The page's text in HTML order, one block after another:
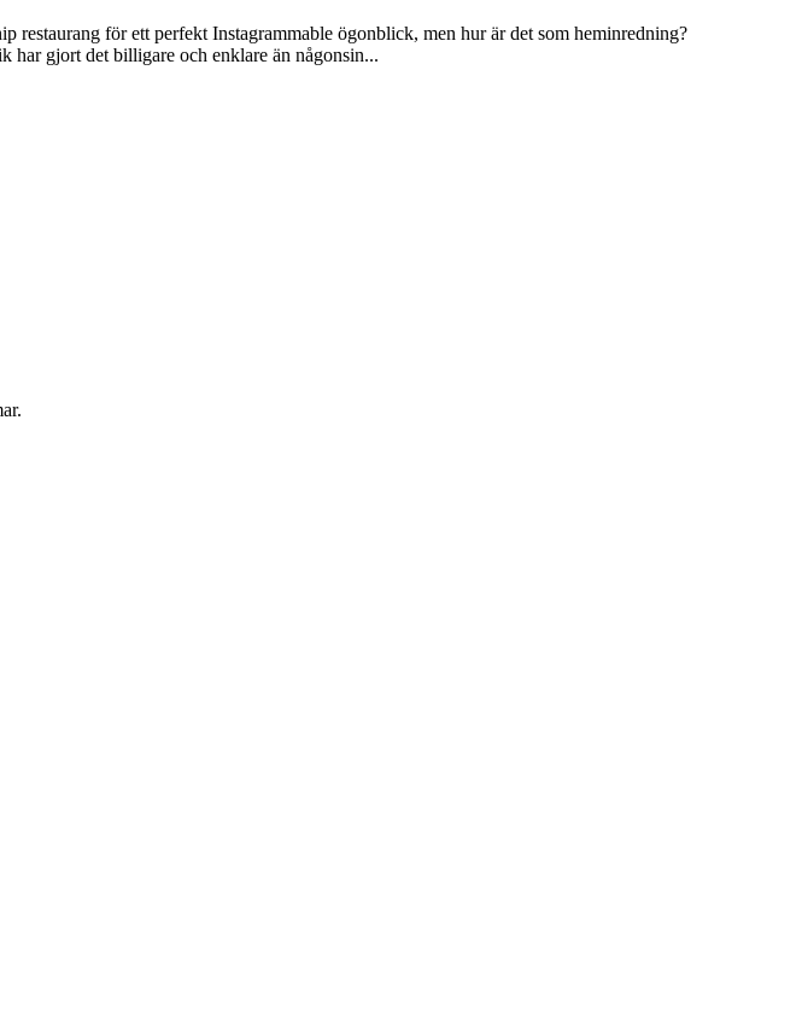
restaurang för ett perfekt Instagrammable ögonblick, men hur är det som heminredning?
har gjort det billigare och enklare än någonsin...